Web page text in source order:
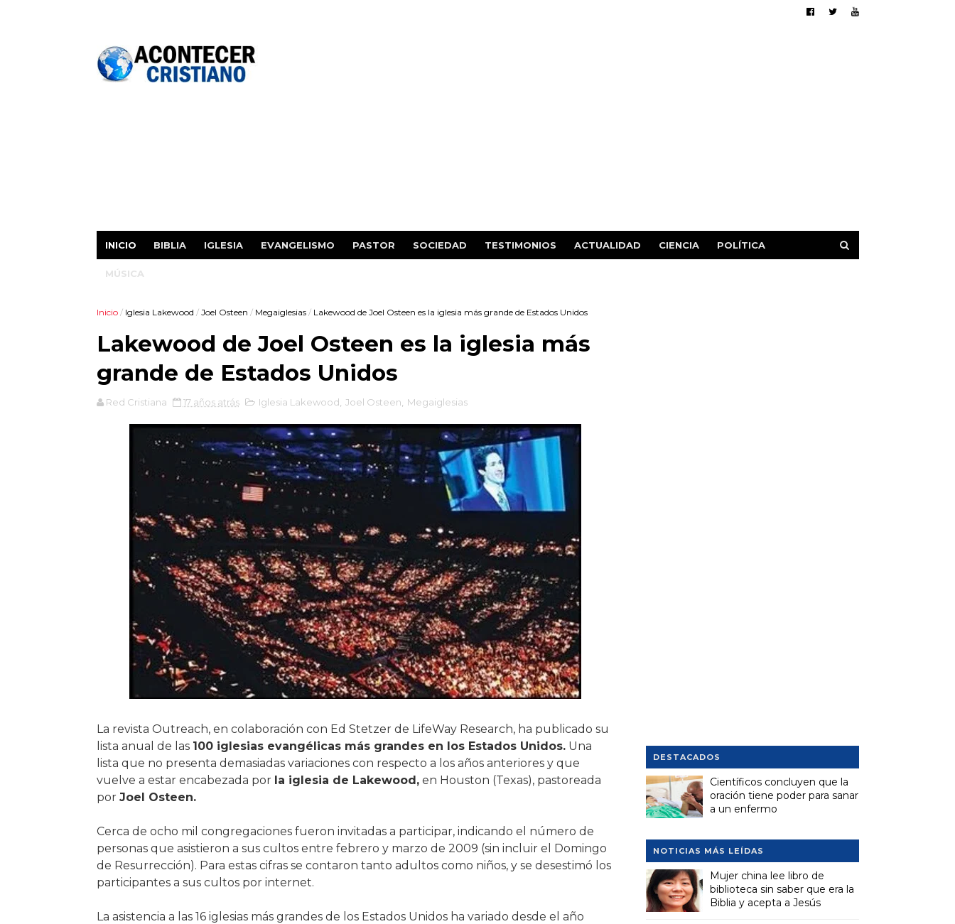
INICIO BIBLIA IGLESIA EVANGELISMO PASTOR SOCIEDAD TESTIMONIOS ACTUALIDAD CIENCIA POLÍTICA
MÚSICA
Inicio / Iglesia Lakewood / Joel Osteen / Megaiglesias / Lakewood de Joel Osteen es la iglesia más grande de Estados Unidos
Lakewood de Joel Osteen es la iglesia más
grande de Estados Unidos
Red Cristiana 17 años atrás Iglesia Lakewood Joel Osteen Megaiglesias
La revista Outreach, en colaboración con Ed Stetzer de LifeWay Research, ha publicado su
lista anual de las 100 iglesias evangélicas más grandes en los Estados Unidos.Una
lista que no presenta demasiadas variaciones con respecto a los años anteriores y que
vuelve a estar encabezada por la iglesia de Lakewood,en Houston (Texas), pastoreada
por Joel Osteen.
Cerca de ocho mil congregaciones fueron invitadas a participar, indicando el número de
personas que asistieron a sus cultos entre febrero y marzo de 2009 (sin incluir el Domingo
de Resurrección). Para estas cifras se contaron tanto adultos como niños, y se desestimó los
participantes a sus cultos por internet.
La asistencia a las 16 iglesias más grandes de los Estados Unidos ha variado desde el año
DESTACADOS
Científicos concluyen que la
oración tiene poder para sanar
a un enfermo
NOTICIAS MÁS LEÍDAS
Mujer china lee libro de
biblioteca sin saber que era la
Biblia y acepta a Jesús